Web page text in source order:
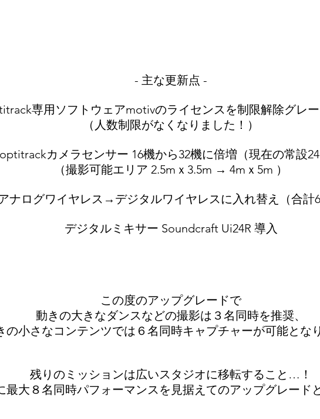
- 主な更新点 -
専用ソフトウェアmotivのライセンスを制限解除グレ
（人数制限がなくなりました！）
optitrackカメラセンサー 16機から32機に倍増（現在の常設24
（撮影可能エリア 2.5mｘ3.5m → 4mｘ5m ）
ナログワイヤレス→デジタルワイヤレスに入れ替え（合計6
デジタルミキサー Soundcraft Ui24R 導入
この度のアップグレードで
動きの大きなダンスなどの撮影は３名同時を推奨、
の小さなコンテンツでは６名同時キャプチャーが可能とな
残りのミッションは広いスタジオに移転すること…！
最大８名同時パフォーマンスを見据えてのアップグレード